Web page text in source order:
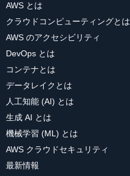
AWS とは
クラウドコンピューティングとは
AWS のアクセシビリティ
DevOps とは
コンテナとは
データレイクとは
人工知能 (AI) とは
生成 AI とは
機械学習 (ML) とは
AWS クラウドセキュリティ
最新情報